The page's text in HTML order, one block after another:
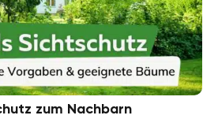
zum Nachbarn